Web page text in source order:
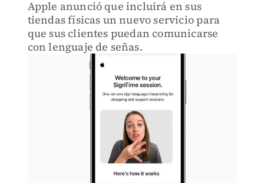
Apple anunció que incluirá en sus
tiendas físicas un nuevo servicio para
que sus clientes puedan comunicarse
con lenguaje de señas.